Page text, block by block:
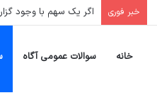
خبر فوری سرمایه‌گذاری که تنها
خانه سوالات عمومی آگاه